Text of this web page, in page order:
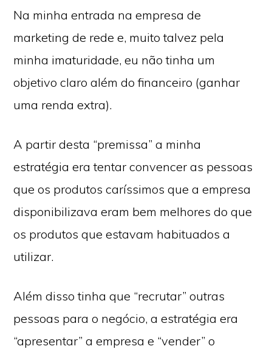
Na minha entrada na empresa de
marketing de rede e, muito talvez pela
minha imaturidade, eu não tinha um
objetivo claro além do financeiro (ganhar
uma renda extra).
A partir desta “premissa” a minha
estratégia era tentar convencer as pessoas
que os produtos caríssimos que a empresa
disponibilizava eram bem melhores do que
os produtos que estavam habituados a
utilizar.
Além disso tinha que “recrutar” outras
pessoas para o negócio, a estratégia era
“apresentar” a empresa e “vender” o